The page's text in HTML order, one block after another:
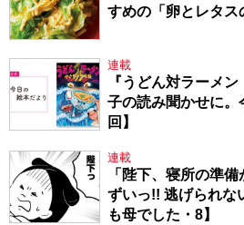
すめの「卵とレタス
連載
『うどん対ラーメ
子の読み聞かせに。
回】
連載
「陛下、寝所の準
ずいっ!! 逃げられ
も母でした・8】